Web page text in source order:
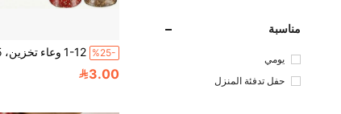
مناسبة
يومي
حفل تدفئة المنزل
%25-
3.00